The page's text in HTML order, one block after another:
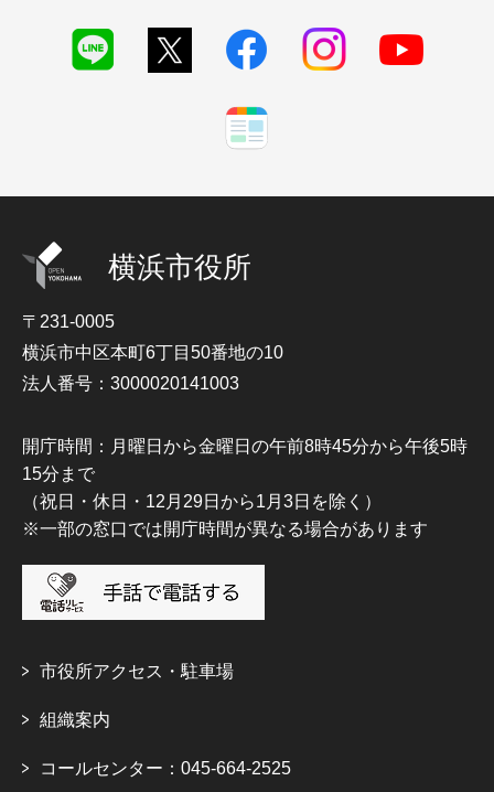
横浜市役所
〒231-0005
横浜市中区本町6丁目50番地の10
法人番号：3000020141003
開庁時間：月曜日から金曜日の午前8時45分から午後5時
15分まで
（祝日・休日・12月29日から1月3日を除く）
※一部の窓口では開庁時間が異なる場合があります
市役所アクセス・駐車場
組織案内
コールセンター：045-664-2525